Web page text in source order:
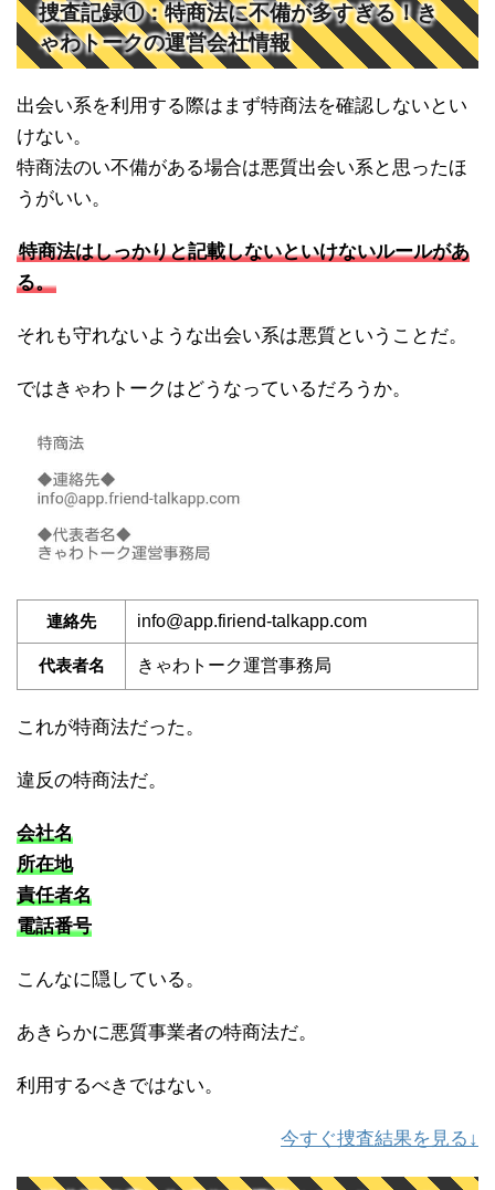
捜査記録①：特商法に不備が多すぎる！き
ゃわトークの運営会社情報
出会い系を利用する際はまず特商法を確認しないとい
けない。
特商法のい不備がある場合は悪質出会い系と思ったほ
うがいい。
特商法はしっかりと記載しないといけないルールがあ
る。
それも守れないような出会い系は悪質ということだ。
ではきゃわトークはどうなっているだろうか。
連絡先 info@app.firiend-talkapp.com
代表者名 きゃわトーク運営事務局
これが特商法だった。
違反の特商法だ。
会社名
所在地
責任者名
電話番号
こんなに隠している。
あきらかに悪質事業者の特商法だ。
利用するべきではない。
今すぐ捜査結果を見る↓